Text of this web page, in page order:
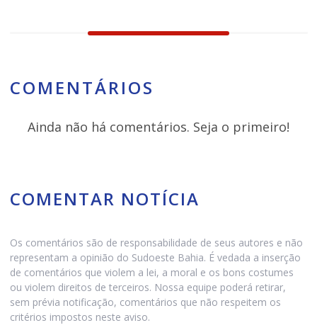
COMENTÁRIOS
Ainda não há comentários. Seja o primeiro!
COMENTAR NOTÍCIA
Os comentários são de responsabilidade de seus autores e não
representam a opinião do Sudoeste Bahia. É vedada a inserção
de comentários que violem a lei, a moral e os bons costumes
ou violem direitos de terceiros. Nossa equipe poderá retirar,
sem prévia notificação, comentários que não respeitem os
critérios impostos neste aviso.